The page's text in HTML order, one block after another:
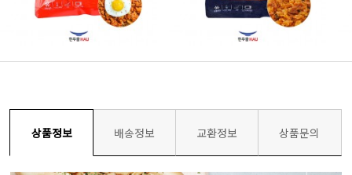
상품정보 배송정보 교환정보 상품문의